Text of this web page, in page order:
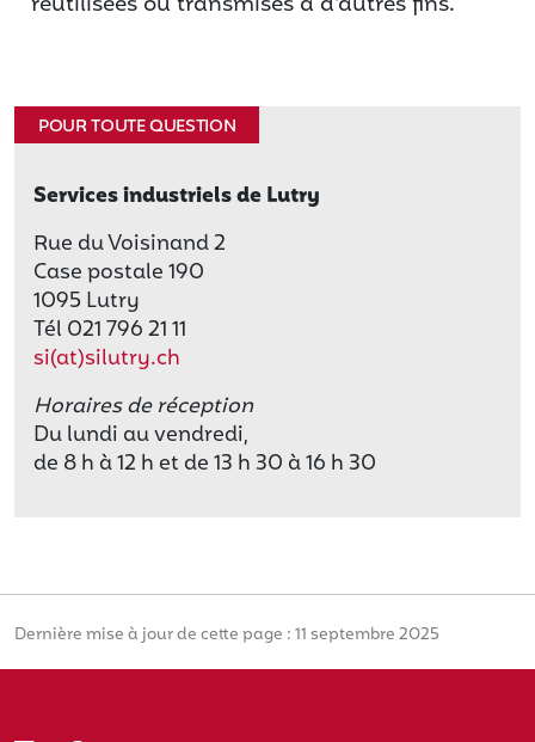
POUR TOUTE QUESTION
Services industriels de Lutry
Rue du Voisinand 2
Case postale 190
1095 Lutry
Tél 021 796 21 11
si(at)silutry.ch
Horaires de réception
Du lundi au vendredi,
de 8 h à 12 h et de 13 h 30 à 16 h 30
Dernière mise à jour de cette page : 11 septembre 2025